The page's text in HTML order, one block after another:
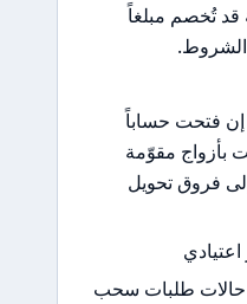
سحب